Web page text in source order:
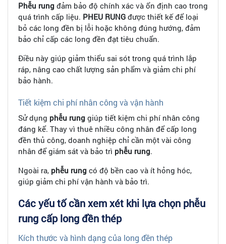
Phễu rung đảm bảo độ chính xác và ổn định cao trong
quá trình cấp liệu. PHEU RUNG được thiết kế để loại
bỏ các long đền bị lỗi hoặc không đúng hướng, đảm
bảo chỉ cấp các long đền đạt tiêu chuẩn.
Điều này giúp giảm thiểu sai sót trong quá trình lắp
ráp, nâng cao chất lượng sản phẩm và giảm chi phí
bảo hành.
Tiết kiệm chi phí nhân công và vận hành
Sử dụng phễu rung giúp tiết kiệm chi phí nhân công
đáng kể. Thay vì thuê nhiều công nhân để cấp long
đền thủ công, doanh nghiệp chỉ cần một vài công
nhân để giám sát và bảo trì phễu rung.
Ngoài ra, phễu rung có độ bền cao và ít hỏng hóc,
giúp giảm chi phí vận hành và bảo trì.
Các yếu tố cần xem xét khi lựa chọn phễu
rung cấp long đền thép
Kích thước và hình dạng của long đền thép